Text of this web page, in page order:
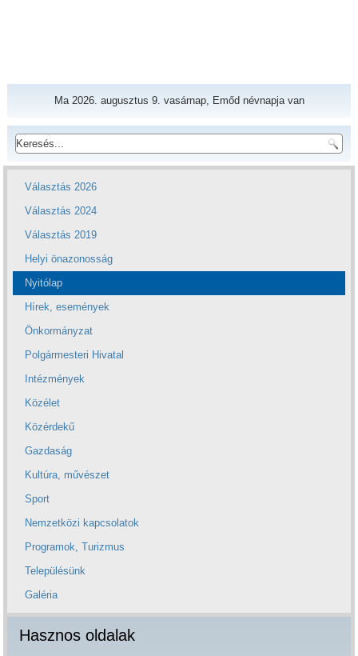
Ma 2026. augusztus 9. vasárnap, Emőd névnapja van
Választás 2026
Választás 2024
Választás 2019
Helyi önazonosság
Nyitólap
Hírek, események
Önkormányzat
Polgármesteri Hivatal
Intézmények
Közélet
Közérdekű
Gazdaság
Kultúra, művészet
Sport
Nemzetközi kapcsolatok
Programok, Turizmus
Településünk
Galéria
Hasznos oldalak